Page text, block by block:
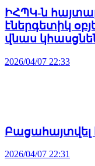
ԻՀՊԿ-ն
էներգետիկ
վնաս
2026/04/07 22:33
Բացահայտվել
2026/04/07 22:31